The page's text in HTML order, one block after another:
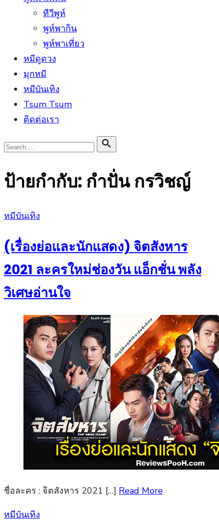
ทีวีพูห์
พูห์พากิน
พูห์พาเที่ยว
หมีดูดวง
มุกหมี
หมีบันเทิง
Tsum Tsum
ติดต่อเรา
Search

Search
ป้ายกำกับ: กำปั่น กรวิชญ์
Posted
หมีบันเทิง
(เรื่องย่อและนักแสดง) จิตสังหาร
2021 ละครใหม่ช่องวัน แอ็กชั่น พลัง
วิเศษอ่านใจ
ชื่อละคร : จิตสังหาร 2021 […] Read More
Posted
หมีบันเทิง